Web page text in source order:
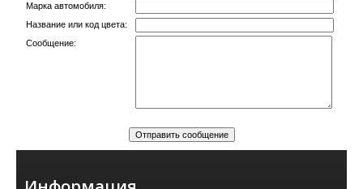
Марка автомобиля:
Название или код цвета:
Сообщение: